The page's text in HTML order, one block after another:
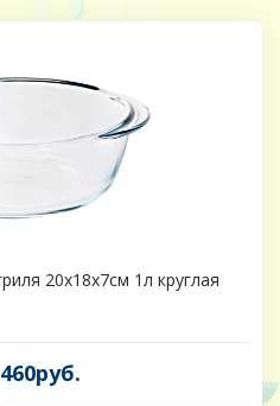
20x18x7см 1л круглая
460руб.